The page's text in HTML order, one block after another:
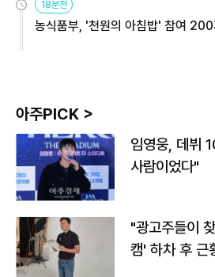
18분전
농식품부, '천원의 아침밥' 참여 200
아주PICK >
임영웅, 데뷔
사람이었다"
"광고주들이
캠' 하차 후 근